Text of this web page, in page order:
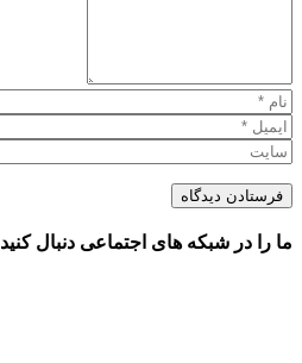
ما را در شبکه های اجتماعی دنبال کنید